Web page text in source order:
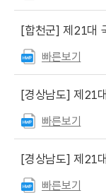
[합천군] 제21대
빠른보기
[경상남도] 제21
빠른보기
[경상남도] 제21대
빠른보기